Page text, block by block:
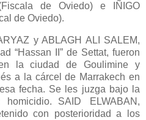
de Oviedo) e IÑIGO
de Oviedo).
y ABLAGH ALI SALEM,
“Hassan II” de Settat, fueron
la ciudad de Goulimine y
a la cárcel de Marrakech en
fecha. Se les juzga bajo la
SAID ELWABAN,
con posterioridad a los